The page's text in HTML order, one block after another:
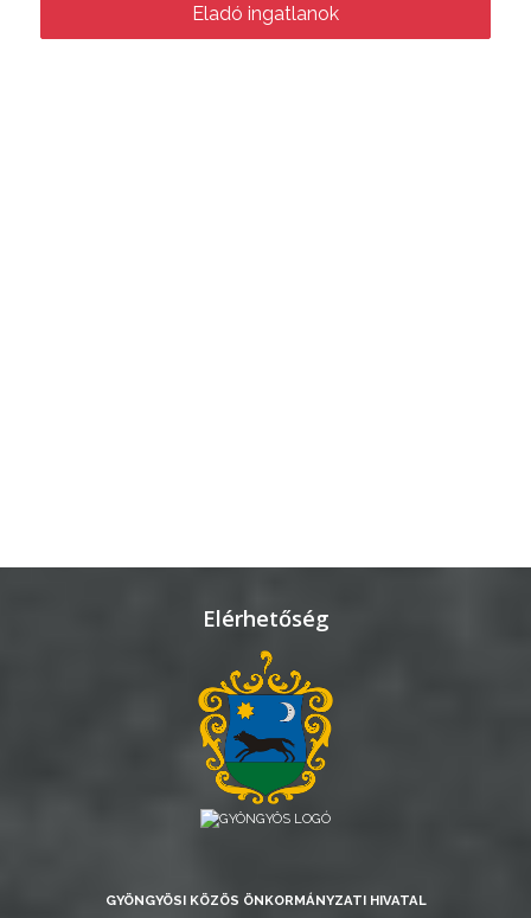
Eladó ingatlanok
Elérhetőség
GYÖNGYÖSI KÖZÖS ÖNKORMÁNYZATI HIVATAL